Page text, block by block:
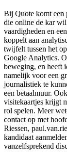
Bij Quote komt een
die online de kar
vaardigheden en
koppelt aan
twijfelt tussen het
Google Analytics.
beweging, en heeft
namelijk voor een
journalistiek te
een betaalmuur.
visitekaartjes krijgt
rol spelen. Meer
contact op met
Riessen,
kandidaat
vanzelfsprekend